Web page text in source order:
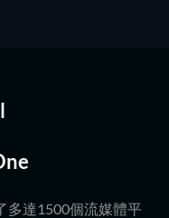
多達1500個流媒體平